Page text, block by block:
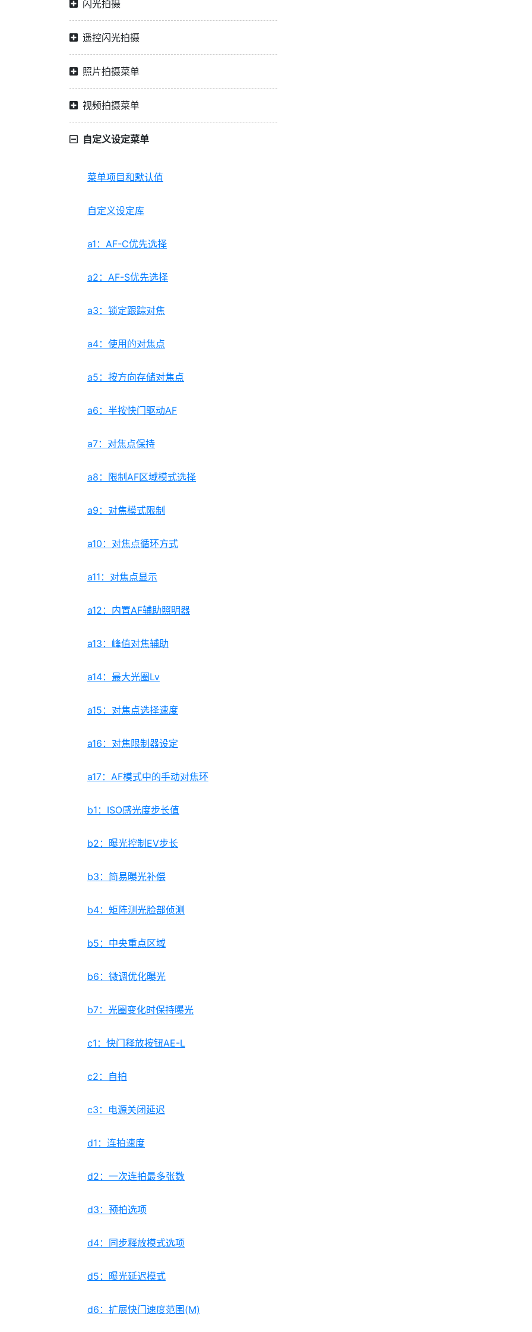
闪光拍摄
遥控闪光拍摄
照片拍摄菜单
视频拍摄菜单
自定义设定菜单
菜单项目和默认值
自定义设定库
a1：AF-C优先选择
a2：AF-S优先选择
a3：锁定跟踪对焦
a4：使用的对焦点
a5：按方向存储对焦点
a6：半按快门驱动AF
a7：对焦点保持
a8：限制AF区域模式选择
a9：对焦模式限制
a10：对焦点循环方式
a11：对焦点显示
a12：内置AF辅助照明器
a13：峰值对焦辅助
a14：最大光圈Lv
a15：对焦点选择速度
a16：对焦限制器设定
a17：AF模式中的手动对焦环
b1：ISO感光度步长值
b2：曝光控制EV步长
b3：简易曝光补偿
b4：矩阵测光脸部侦测
b5：中央重点区域
b6：微调优化曝光
b7：光圈变化时保持曝光
c1：快门释放按钮AE-L
c2：自拍
c3：电源关闭延迟
d1：连拍速度
d2：一次连拍最多张数
d3：预拍选项
d4：同步释放模式选项
d5：曝光延迟模式
d6：扩展快门速度范围(M)